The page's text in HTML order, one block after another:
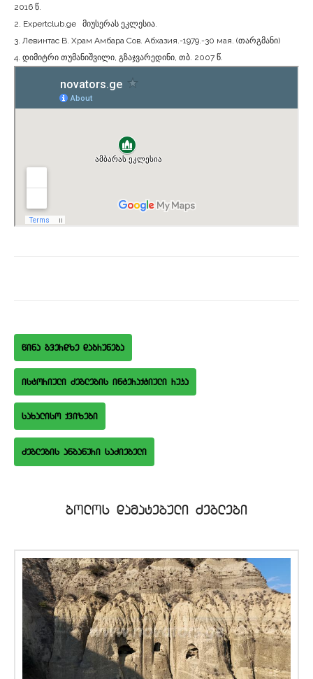
2016 წ.
2. Expertclub.ge მიუსერას ეკლესია.
3. Левинтас В. Храм Амбара Сов. Абхазия.-1979.-30 мая. (თარგმანი)
4. დიმიტრი თუმანიშვილი, გზაჯვარედინი, თბ. 2007 წ.
wina gverdze dabruneba
istoriuli Zeglebis interaqtiuli ruka
saxaliso qvizebi
bolos damatebuli Zeglebi